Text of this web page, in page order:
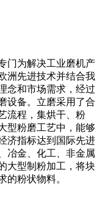
门为解决工业磨机产
洲先进技术并结合我
念和市场需求，经过
设备。立磨采用了合
流程，集烘干、粉
型粉磨工艺中，能够
济指标达到国际先进
冶金、化工、非金属
大型制粉加工，将块
的粉状物料。